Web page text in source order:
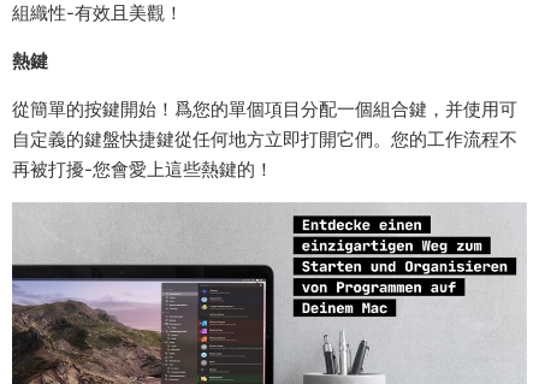
組織性-有效且美觀！
熱鍵
從簡單的按鍵開始！爲您的單個項目分配一個組合鍵，并使用可
自定義的鍵盤快捷鍵從任何地方立即打開它們。您的工作流程不
再被打擾-您會愛上這些熱鍵的！